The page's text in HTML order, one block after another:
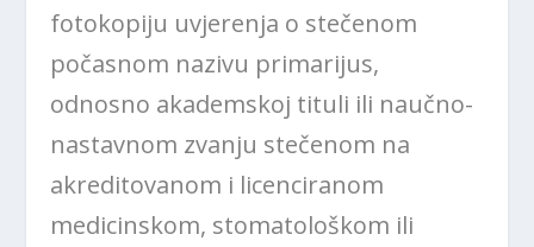
fotokopiju uvjerenja o stečenom
počasnom nazivu primarijus,
odnosno akademskoj tituli ili naučno-
nastavnom zvanju stečenom na
akreditovanom i licenciranom
medicinskom, stomatološkom ili